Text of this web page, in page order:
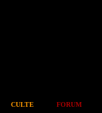
CULTE FORUM